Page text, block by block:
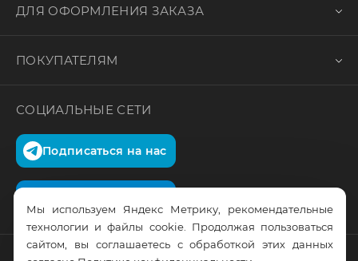
ДЛЯ ОФОРМЛЕНИЯ ЗАКАЗА
ПОКУПАТЕЛЯМ
СОЦИАЛЬНЫЕ СЕТИ
Подписаться на нас
Мы используем Яндекс Метрику, рекомендательные
технологии и файлы cookie. Продолжая пользоваться
сайтом, вы соглашаетесь с обработкой этих данных